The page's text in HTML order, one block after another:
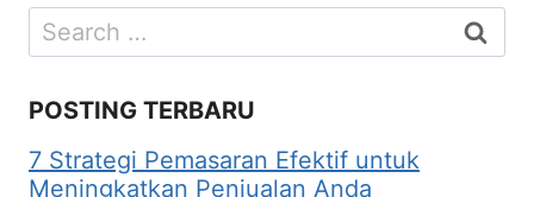
Search
for:
POSTING TERBARU
7 Strategi Pemasaran Efektif untuk
Meningkatkan Penjualan Anda